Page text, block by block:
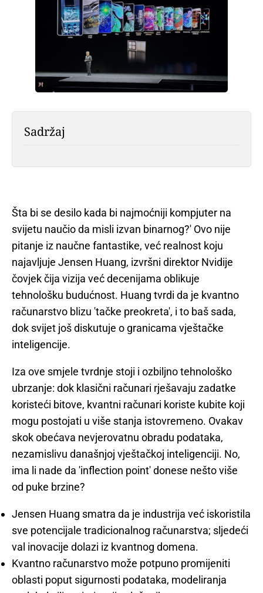
Sadržaj
Šta bi se desilo kada bi najmoćniji kompjuter na
svijetu naučio da misli izvan binarnog?' Ovo nije
pitanje iz naučne fantastike, već realnost koju
najavljuje Jensen Huang, izvršni direktor Nvidije
čovjek čija vizija već decenijama oblikuje
tehnološku budućnost. Huang tvrdi da je kvantno
računarstvo blizu 'tačke preokreta', i to baš sada,
dok svijet još diskutuje o granicama vještačke
inteligencije.
Iza ove smjele tvrdnje stoji i ozbiljno tehnološko
ubrzanje: dok klasični računari rješavaju zadatke
koristeći bitove, kvantni računari koriste kubite koji
mogu postojati u više stanja istovremeno. Ovakav
skok obećava nevjerovatnu obradu podataka,
nezamislivu današnjoj vještačkoj inteligenciji. No,
ima li nade da 'inflection point' donese nešto više
od puke brzine?
Jensen Huang smatra da je industrija već iskoristila
sve potencijale tradicionalnog računarstva; sljedeći
val inovacije dolazi iz kvantnog domena.
Kvantno računarstvo može potpuno promijeniti
oblasti poput sigurnosti podataka, modeliranja